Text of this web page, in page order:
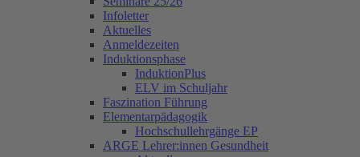
Infoletter
Aktuelles
Anmeldezeiten
Induktionsphase
InduktionPlus
ELV im Schuljahr
Faszination Führung
Elementarpädagogik
Hochschullehrgänge EP
ARGE Lehrer:innen Gesundheit